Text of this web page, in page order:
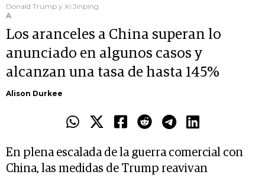
Donald Trump y Xi Jinping
A
Los aranceles a China superan lo
anunciado en algunos casos y
alcanzan una tasa de hasta 145%
Alison Durkee
En plena escalada de la guerra comercial con
China, las medidas de Trump reavivan